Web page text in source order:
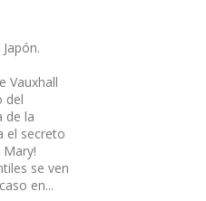
Vauxhall
del
de la
el secreto
se ven
en...